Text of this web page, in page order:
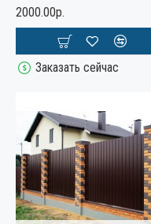
2000.00р.
Заказать сейчас